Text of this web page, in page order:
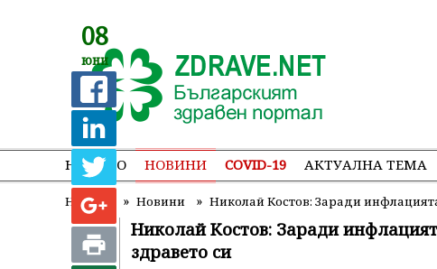
НАЧАЛО НОВИНИ COVID-19 АКТУАЛНА ТЕМА
Начало » Новини » Николай Костов: Заради
08
юни
Николай Костов: Заради
здравето си